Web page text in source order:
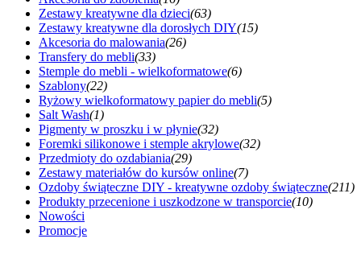
Zestawy kreatywne dla dzieci(63)
Zestawy kreatywne dla dorosłych DIY(15)
Akcesoria do malowania(26)
Transfery do mebli(33)
Stemple do mebli - wielkoformatowe(6)
Szablony(22)
Ryżowy wielkoformatowy papier do mebli(5)
Salt Wash(1)
Pigmenty w proszku i w płynie(32)
Foremki silikonowe i stemple akrylowe(32)
Przedmioty do ozdabiania(29)
Zestawy materiałów do kursów online(7)
Ozdoby świąteczne DIY - kreatywne ozdoby świąteczne(211)
Produkty przecenione i uszkodzone w transporcie(10)
Nowości
Promocje